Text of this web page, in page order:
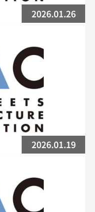
2026.01.26
ました
2026.01.19
〆切は1月25日